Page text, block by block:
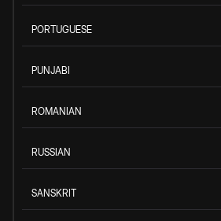
PORTUGUESE
PUNJABI
ROMANIAN
RUSSIAN
SANSKRIT